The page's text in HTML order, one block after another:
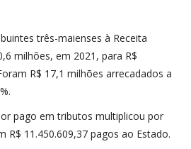
três-maienses à Receita
milhões, em 2021, para R$
R$ 17,1 milhões arrecadados a
pago em tributos multiplicou por
R$ 11.450.609,37 pagos ao Estado.